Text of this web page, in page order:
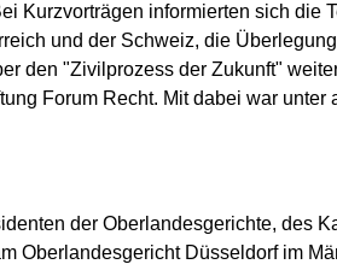
Kurzvorträgen informierten sich die
und der Schweiz, die
den "Zivilprozess der Zukunft"
Forum Recht. Mit dabei war
der Oberlandesgerichte, des
Oberlandesgericht Düsseldorf im